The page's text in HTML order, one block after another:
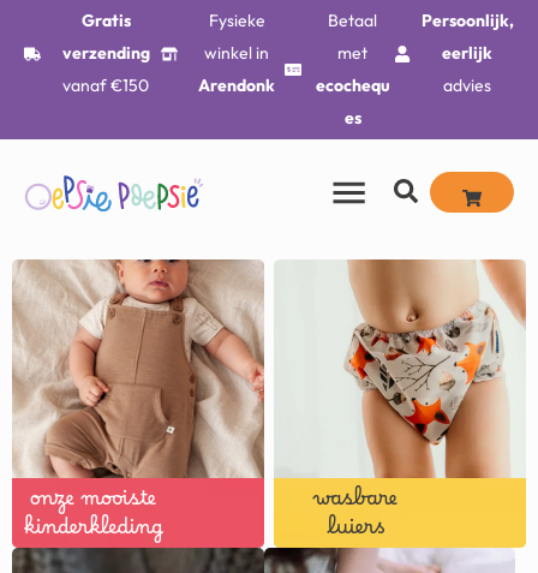
Gratis
verzending
vanaf €150
Fysieke
winkel in
Arendonk
Betaal
met
ecochequ
es
Persoonlijk,
eerlijk
advies
onze mooiste
kinderkleding
wasbare
luiers